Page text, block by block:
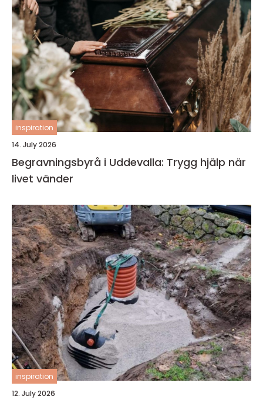
inspiration
14. July 2026
Begravningsbyrå i Uddevalla: Trygg hjälp när
livet vänder
inspiration
12. July 2026